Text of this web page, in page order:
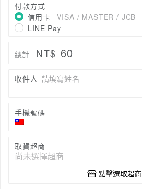
付款方式
信用卡
VISA / MASTER / JCB
LINE Pay
總計 NT$ 60
收件人 請填寫姓名
手機號碼
取貨超商
點擊選取超商